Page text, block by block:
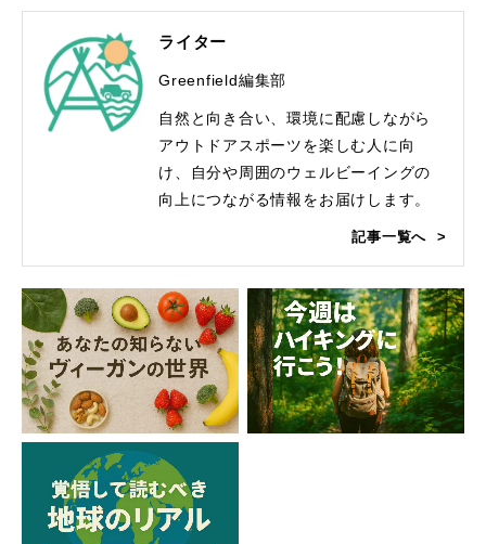
ライター
Greenfield編集部
自然と向き合い、環境に配慮しながら
アウトドアスポーツを楽しむ人に向
け、自分や周囲のウェルビーイングの
向上につながる情報をお届けします。
記事一覧へ